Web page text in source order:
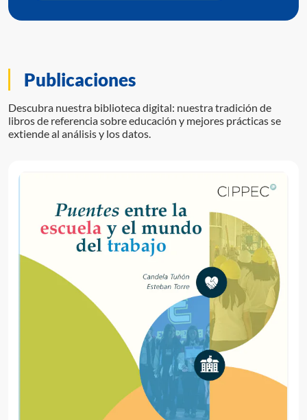
Publicaciones
Descubra nuestra biblioteca digital: nuestra tradición de
libros de referencia sobre educación y mejores prácticas se
extiende al análisis y los datos.